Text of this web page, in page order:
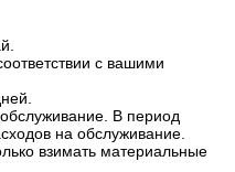
с вашими
В период
на обслуживание.
взимать материальные